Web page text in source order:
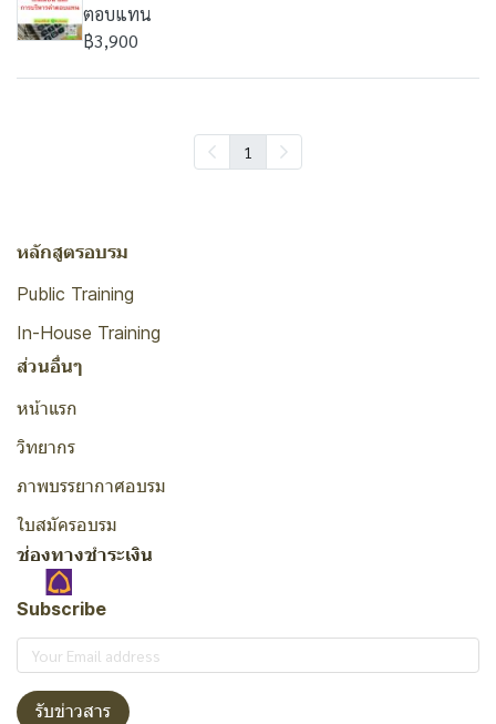
ตอบแทน
฿3,900
1
หลักสูตรอบรม
Public Training
In-House Training
ส่วนอื่นๆ
หน้าแรก
วิทยากร
ภาพบรรยากาศอบรม
ใบสมัครอบรม
ช่องทางชำระเงิน
Subscribe
รับข่าวสาร